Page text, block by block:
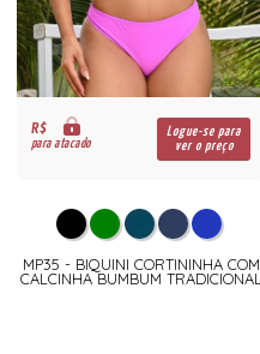
R$
para atacado
Logue-se para
ver o preço
MP35 - BIQUINI CORTININHA COM
CALCINHA BUMBUM TRADICIONAL